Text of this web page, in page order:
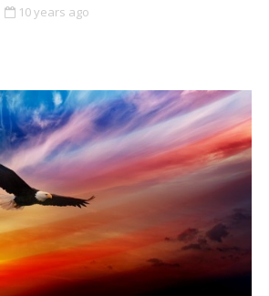
10 years ago